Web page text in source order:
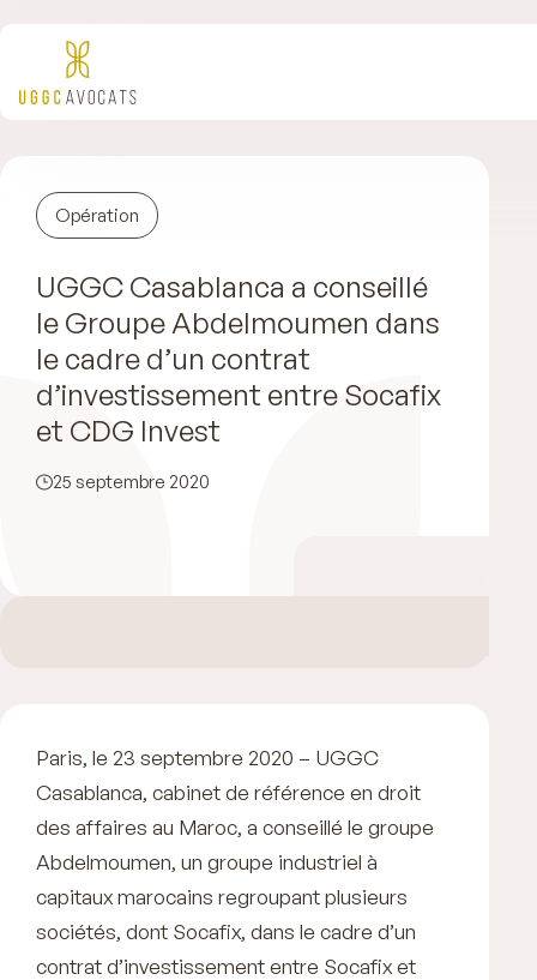
Opération
UGGC Casablanca a conseillé
le Groupe Abdelmoumen dans
le cadre d’un contrat
d’investissement entre Socafix
et CDG Invest
25 septembre 2020
Paris, le 23 septembre 2020 – UGGC
Casablanca, cabinet de référence en droit
des affaires au Maroc, a conseillé le groupe
Abdelmoumen, un groupe industriel à
capitaux marocains regroupant plusieurs
sociétés, dont Socafix, dans le cadre d’un
contrat d’investissement entre Socafix et